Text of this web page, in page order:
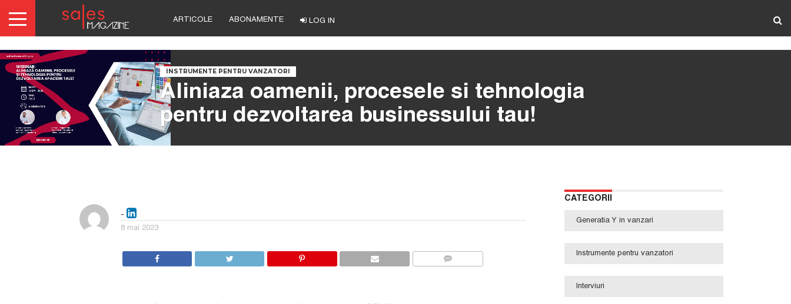
ARTICOLE ABONAMENTE LOG IN
INSTRUMENTE PENTRU VANZATORI
Aliniaza oamenii, procesele si tehnologia
pentru dezvoltarea businessului tau!
-
8 mai 2023
CATEGORII
Generatia Y in vanzari
Instrumente pentru vanzatori
Interviuri